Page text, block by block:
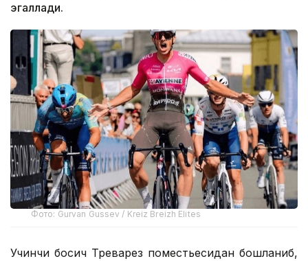
эгаллади.
Фото: Gurvan Gussev / Kreiz Breizh Elites
Учинчи босқич Треварез поместьесидан бошланиб,